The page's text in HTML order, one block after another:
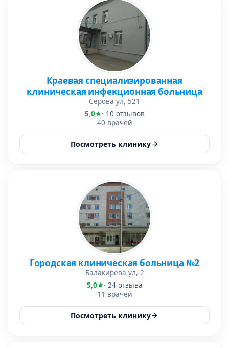
Краевая специализированная
клиническая инфекционная больница
Серова ул, 521
5,0
· 10 отзывов
40 врачей
Посмотреть клинику
Городская клиническая больница №2
Балакирева ул, 2
5,0
· 24 отзыва
11 врачей
Посмотреть клинику